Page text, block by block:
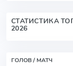
СТАТИСТИКА
2026
ГОЛОВ / МАТЧ